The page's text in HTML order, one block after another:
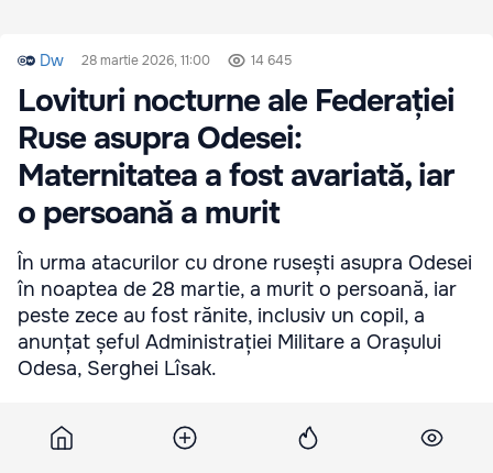
Dw 28 martie 2026, 11:00 14 645
Lovituri nocturne ale Federației
Ruse asupra Odesei:
Maternitatea a fost avariată, iar
o persoană a murit
În urma atacurilor cu drone rusești asupra Odesei
în noaptea de 28 martie, a murit o persoană, iar
peste zece au fost rănite, inclusiv un copil, a
anunțat șeful Administrației Militare a Orașului
Odesa, Serghei Lîsak.